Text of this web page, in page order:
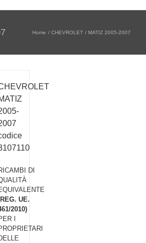
Home CHEVROLET MATIZ 2005-2007
DI
UE.
2010)
I